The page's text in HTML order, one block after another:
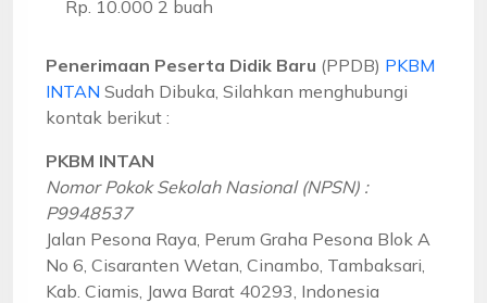
Rp. 10.000 2 buah
Penerimaan Peserta Didik Baru (PPDB) PKBM
INTAN Sudah Dibuka, Silahkan menghubungi
kontak berikut :
PKBM INTAN
Nomor Pokok Sekolah Nasional (NPSN) :
P9948537
Jalan Pesona Raya, Perum Graha Pesona Blok A
No 6, Cisaranten Wetan, Cinambo, Tambaksari,
Kab. Ciamis, Jawa Barat 40293, Indonesia